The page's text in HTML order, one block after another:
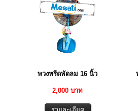
พวงหรีดพัดลม 16 นิ้ว
2,000 บาท